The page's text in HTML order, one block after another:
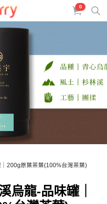
0
200g原葉茶葉(100%台灣茶葉)
烏龍-品味罐｜